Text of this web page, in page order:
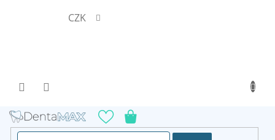
CZK